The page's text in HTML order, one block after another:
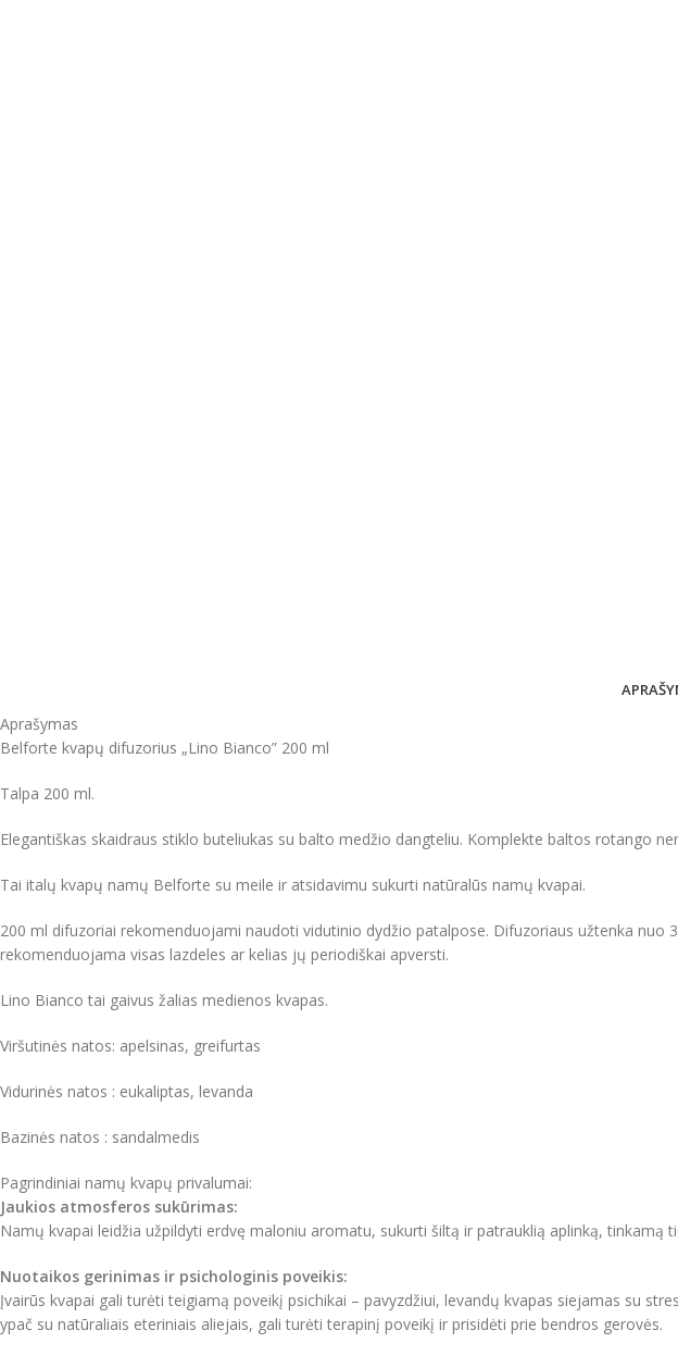
Aprašymas
Belforte kvapų difuzorius „Lino Bianco” 200 ml
Talpa 200 ml.
Elegantiškas skaidraus stiklo buteliukas su balto medžio dangteliu. Komplekte baltos rotango
Tai italų kvapų namų Belforte su meile ir atsidavimu sukurti natūralūs namų kvapai.
200 ml difuzoriai rekomenduojami naudoti vidutinio dydžio patalpose. Difuzoriaus užtenka
rekomenduojama visas lazdeles ar kelias jų periodiškai apversti.
Lino Bianco tai gaivus žalias medienos kvapas.
Viršutinės natos: apelsinas, greifurtas
Vidurinės natos : eukaliptas, levanda
Bazinės natos : sandalmedis
Pagrindiniai namų kvapų privalumai:
Jaukios atmosferos sukūrimas:
Namų kvapai leidžia užpildyti erdvę maloniu aromatu, sukurti šiltą ir patrauklią aplinką, tinkamą
Nuotaikos gerinimas ir psichologinis poveikis:
Įvairūs kvapai gali turėti teigiamą poveikį psichikai – pavyzdžiui, levandų kvapas siejamas su
ypač su natūraliais eteriniais aliejais, gali turėti terapinį poveikį ir prisidėti prie bendros gerovės.